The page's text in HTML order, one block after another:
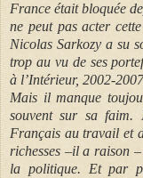
France était bloquée
ne peut pas acter
Nicolas Sarkozy a su
trop au vu de ses
à l’Intérieur, 2002-
Mais il manque
souvent sur sa faim.
Français au travail et
richesses –il a raison
la politique. Et par